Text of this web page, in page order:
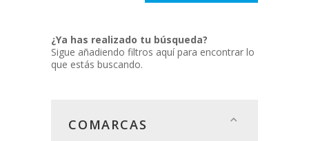
¿Ya has realizado tu búsqueda?
Sigue añadiendo filtros aquí para encontrar lo
que estás buscando.
COMARCAS